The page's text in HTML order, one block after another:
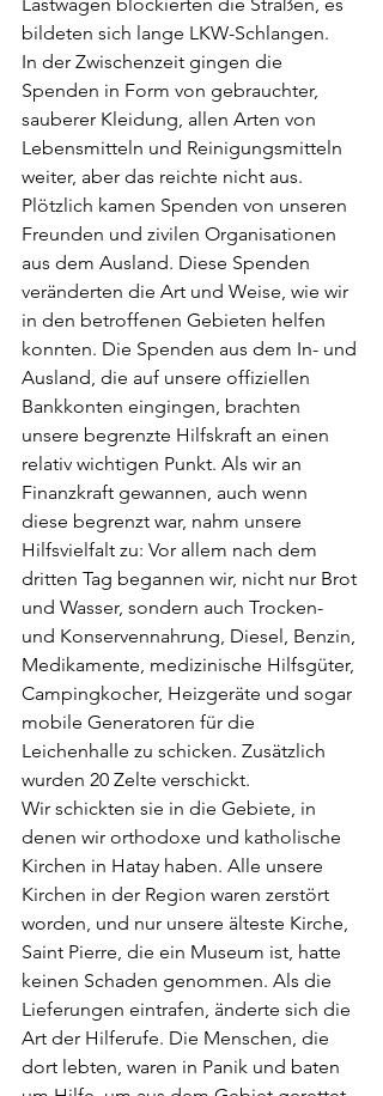
bildeten sich lange LKW-Schlangen.
In der Zwischenzeit gingen die
Spenden in Form von gebrauchter,
sauberer Kleidung, allen Arten von
Lebensmitteln und Reinigungsmitteln
weiter, aber das reichte nicht aus.
Plötzlich kamen Spenden von unseren
Freunden und zivilen Organisationen
aus dem Ausland. Diese Spenden
veränderten die Art und Weise, wie wir
in den betroffenen Gebieten helfen
konnten. Die Spenden aus dem In- und
Ausland, die auf unsere offiziellen
Bankkonten eingingen, brachten
unsere begrenzte Hilfskraft an einen
relativ wichtigen Punkt. Als wir an
Finanzkraft gewannen, auch wenn
diese begrenzt war, nahm unsere
Hilfsvielfalt zu: Vor allem nach dem
dritten Tag begannen wir, nicht nur Brot
und Wasser, sondern auch Trocken-
und Konservennahrung, Diesel, Benzin,
Medikamente, medizinische Hilfsgüter,
Campingkocher, Heizgeräte und sogar
mobile Generatoren für die
Leichenhalle zu schicken. Zusätzlich
wurden 20 Zelte verschickt.
Wir schickten sie in die Gebiete, in
denen wir orthodoxe und katholische
Kirchen in Hatay haben. Alle unsere
Kirchen in der Region waren zerstört
worden, und nur unsere älteste Kirche,
Saint Pierre, die ein Museum ist, hatte
keinen Schaden genommen. Als die
Lieferungen eintrafen, änderte sich die
Art der Hilferufe. Die Menschen, die
dort lebten, waren in Panik und baten